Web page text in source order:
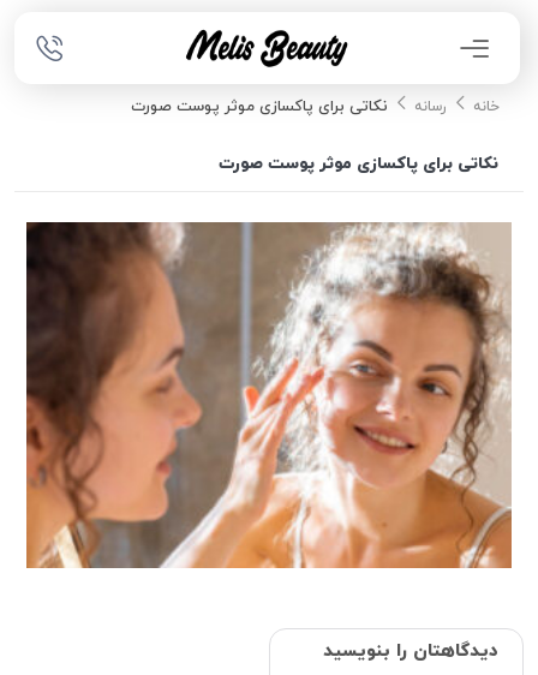
خانه رسانه نکاتی برای پاکسازی موثر پوست صورت
نکاتی برای پاکسازی موثر پوست صورت
دیدگاهتان را بنویسید